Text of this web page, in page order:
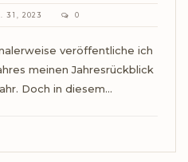
31, 2023 0
veröffentliche ich
meinen Jahresrückblick
Doch in diesem…